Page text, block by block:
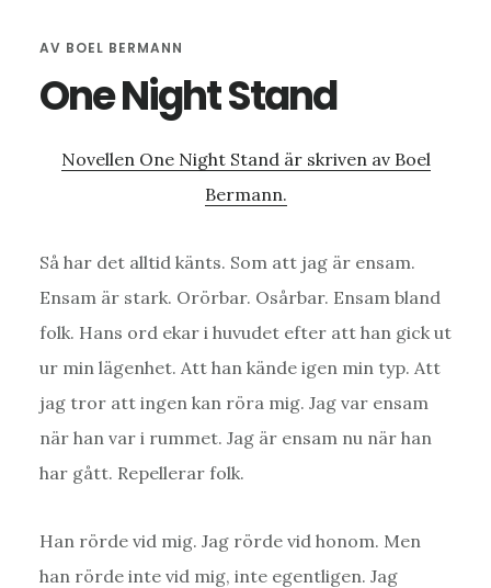
AV BOEL BERMANN
One Night Stand
Novellen One Night Stand är skriven av Boel
Bermann.
Så har det alltid känts. Som att jag är ensam.
Ensam är stark. Orörbar. Osårbar. Ensam bland
folk. Hans ord ekar i huvudet efter att han gick ut
ur min lägenhet. Att han kände igen min typ. Att
jag tror att ingen kan röra mig. Jag var ensam
när han var i rummet. Jag är ensam nu när han
har gått. Repellerar folk.
Han rörde vid mig. Jag rörde vid honom. Men
han rörde inte vid mig, inte egentligen. Jag